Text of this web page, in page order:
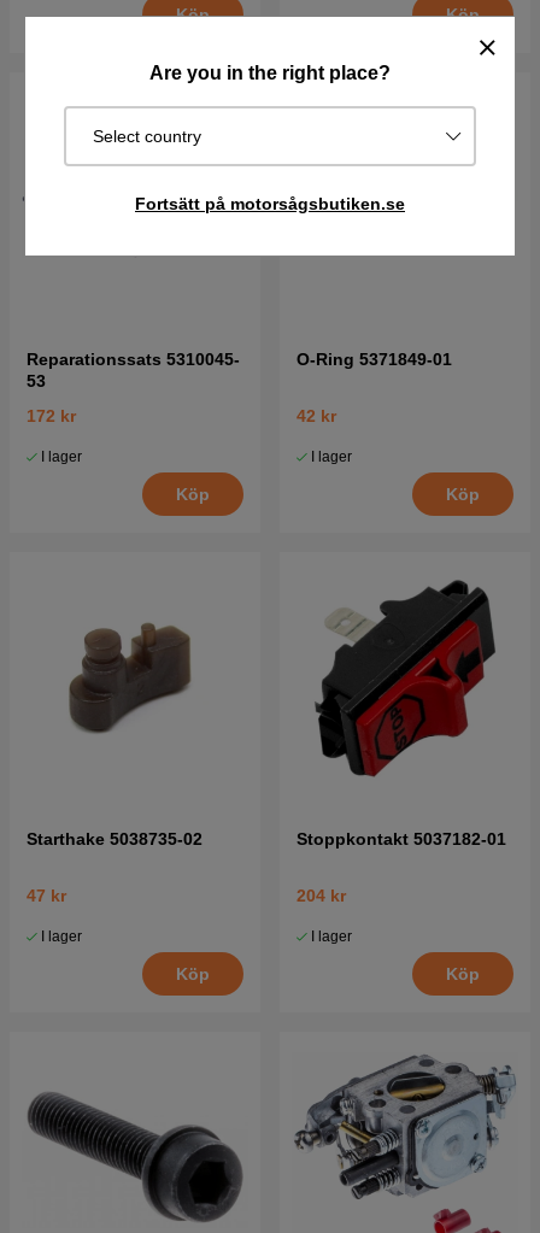
Are you in the right place?
Select country
Fortsätt på motorsågsbutiken.se
Köp Köp
Reparationssats 5310045-
53
172 kr
I lager
Köp
O-Ring 5371849-01
42 kr
I lager
Köp
Starthake 5038735-02
47 kr
I lager
Köp
Stoppkontakt 5037182-01
204 kr
I lager
Köp